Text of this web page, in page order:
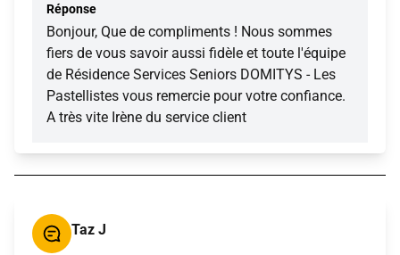
Réponse
Bonjour, Que de compliments ! Nous sommes
fiers de vous savoir aussi fidèle et toute l'équipe
de Résidence Services Seniors DOMITYS - Les
Pastellistes vous remercie pour votre confiance.
A très vite Irène du service client
Taz J